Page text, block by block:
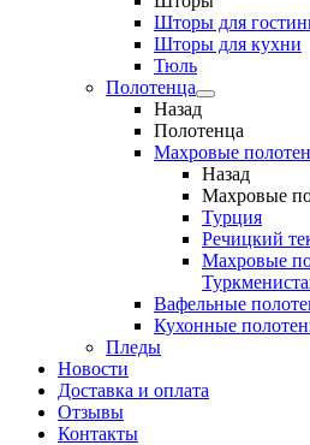
Шторы для
Шторы для кухни
Тюль
Полотенца
Назад
Полотенца
Махровые
Назад
Махровые
Турция
Речицкий
Махровые
Вафельные
Кухонные
Пледы
Новости
Доставка и оплата
Отзывы
Контакты